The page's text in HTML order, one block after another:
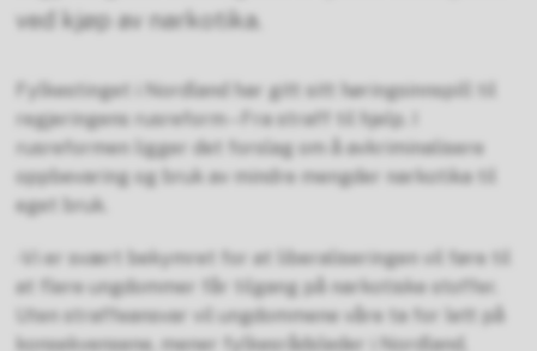
ved kjøp av narkotika.
Fylkestinget i Nordland har gitt sitt høringsinnspill til
regjeringens rusreform – Fra straff til hjelp. I
rusreformen ligger det forslag om å avkriminalisere
oppbevaring og bruk av mindre mengder narkotika til
eget bruk.
-Vi er svært bekymret for at liberaliseringen vil føre til
at flere ungdommer får tilgang på narkotiske stoffer.
Uten straffeansvar vil ungdommene våre ta for lett på
konsekvensene, mener fylkesrådsleder i Nordland,